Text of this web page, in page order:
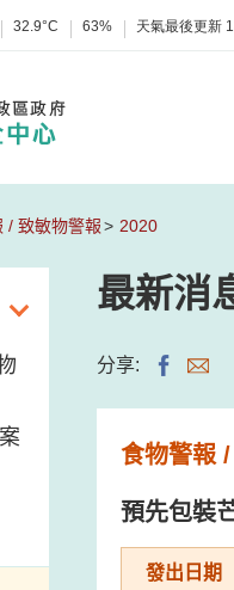
32.9°C 63% 天氣最後更新
/ 致敏物警報 2020
最新消
分享:
食物警報
預先包裝
發出日期